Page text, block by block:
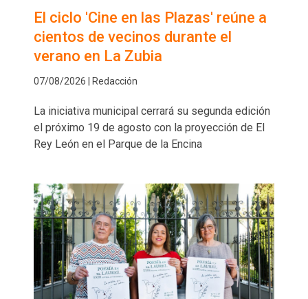
El ciclo 'Cine en las Plazas' reúne a
cientos de vecinos durante el
verano en La Zubia
07/08/2026 | Redacción
La iniciativa municipal cerrará su segunda edición
el próximo 19 de agosto con la proyección de El
Rey León en el Parque de la Encina